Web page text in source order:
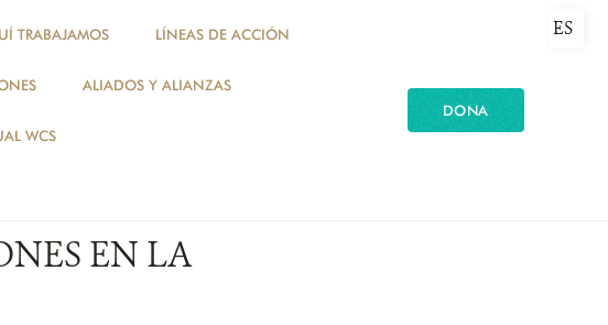
TRABAJAMOS LÍNEAS DE ACCIÓN
ALIADOS Y ALIANZAS
WCS
DONA
ES
EN LA